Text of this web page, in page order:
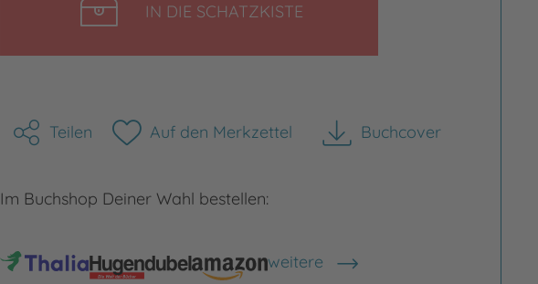
IN DIE SCHATZKISTE
Teilen Auf den Merkzettel Buchcover
herunterladen
Im Buchshop Deiner Wahl bestellen:
weitere
Shops anzeigen